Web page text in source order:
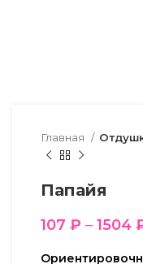
Главная
Папайя
107 ₽ – 1504